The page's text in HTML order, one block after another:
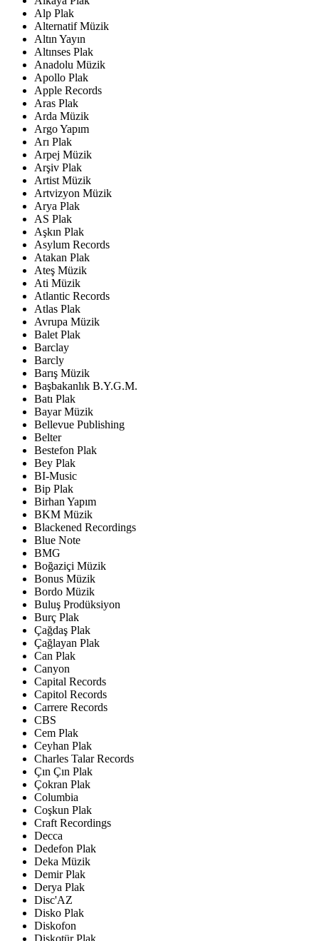
Alp Plak
Alternatif Müzik
Altın Yayın
Altınses Plak
Anadolu Müzik
Apollo Plak
Apple Records
Aras Plak
Arda Müzik
Argo Yapım
Arı Plak
Arpej Müzik
Arşiv Plak
Artist Müzik
Artvizyon Müzik
Arya Plak
AS Plak
Aşkın Plak
Asylum Records
Atakan Plak
Ateş Müzik
Ati Müzik
Atlantic Records
Atlas Plak
Avrupa Müzik
Balet Plak
Barclay
Barcly
Barış Müzik
Başbakanlık B.Y.G.M.
Batı Plak
Bayar Müzik
Bellevue Publishing
Belter
Bestefon Plak
Bey Plak
BI-Music
Bip Plak
Birhan Yapım
BKM Müzik
Blackened Recordings
Blue Note
BMG
Boğaziçi Müzik
Bonus Müzik
Bordo Müzik
Buluş Prodüksiyon
Burç Plak
Çağdaş Plak
Çağlayan Plak
Can Plak
Canyon
Capital Records
Capitol Records
Carrere Records
CBS
Cem Plak
Ceyhan Plak
Charles Talar Records
Çın Çın Plak
Çokran Plak
Columbia
Coşkun Plak
Craft Recordings
Decca
Dedefon Plak
Deka Müzik
Demir Plak
Derya Plak
Disc'AZ
Disko Plak
Diskofon
Diskotür Plak